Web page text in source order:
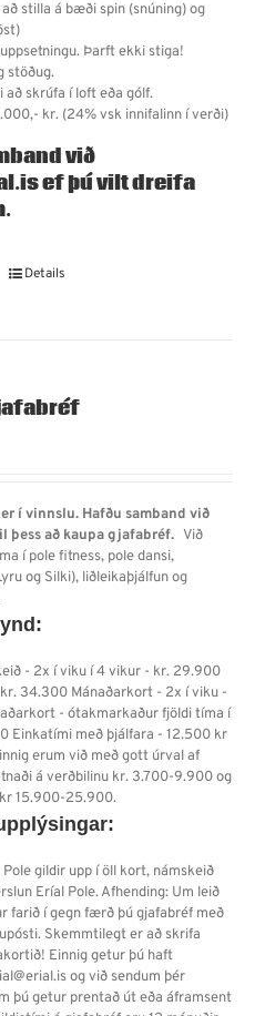
stilla á bæði spin (snúning) og
Þarft ekki stiga!
stöðug.
að skrúfa í loft eða gólf.
kr. (24% vsk innifalinn í verði)
við
ef þú vilt dreifa
Details
er í vinnslu. Hafðu samband við
þess að kaupa gjafabréf. Við
í pole fitness, pole dansi,
og Silki), liðleikaþjálfun og
- 2x í viku í 4 vikur - kr. 29.900
34.300 Mánaðarkort - 2x í viku -
- ótakmarkaður fjöldi tíma í
Einkatími með þjálfara - 12.500 kr
erum við með gott úrval af
á verðbilinu kr. 3.700-9.900 og
15.900-25.900.
gildir upp í öll kort, námskeið
Eríal Pole. Afhending: Um leið
farið í gegn færð þú gjafabréf með
Skemmtilegt er að skrifa
Einnig getur þú haft
og við sendum þér
þú getur prentað út eða áframsent